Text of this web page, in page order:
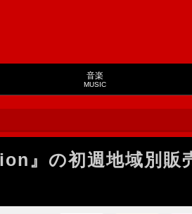
音楽
MUSIC
』の初週地域別販